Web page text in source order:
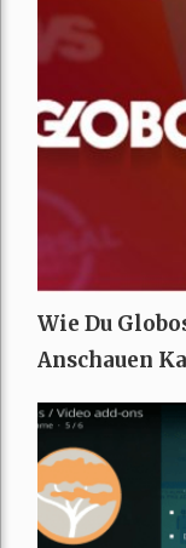
Wie Du
Anschauen